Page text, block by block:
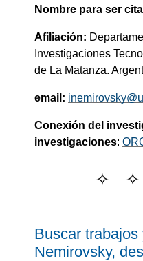
Nombre para ser
Afiliación:
Investigaciones
de La Matanza.
email:
Conexión del
investigaciones:
Buscar
Nemirovsky,